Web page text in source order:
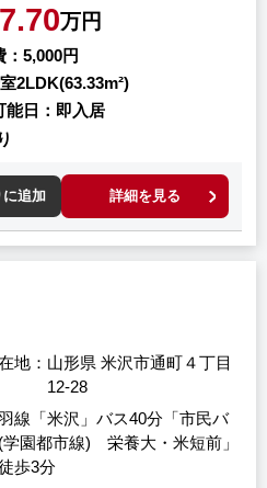
7.70万円
5,000円
2LDK(63.33m²)
能日
即入居
に追加 詳細を見る
地
山形県 米沢市通町４丁目
12-28
線「米沢」バス40分「市民バ
学園都市線) 栄養大・米短前」
歩3分